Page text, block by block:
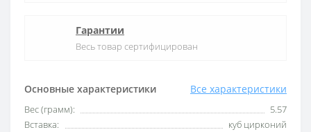
Основные характеристики Все характеристики
Вес (грамм):
5.57
Вставка:
куб цирконий
Гарантии
Весь товар сертифицирован